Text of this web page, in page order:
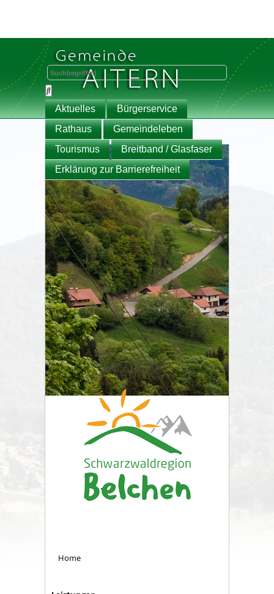
Aktuelles
Bürgerservice
Rathaus
Gemeindeleben
Tourismus
Breitband / Glasfaser
Erklärung zur Barrierefreiheit
Home